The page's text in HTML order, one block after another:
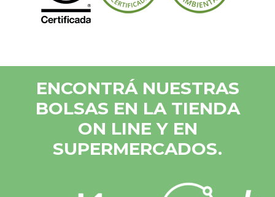
ENCONTRÁ NUESTRAS
BOLSAS EN LA TIENDA
ON LINE Y EN
SUPERMERCADOS.